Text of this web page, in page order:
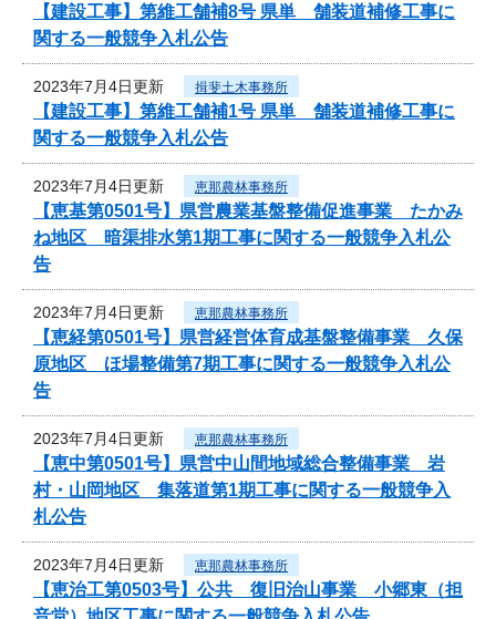
【建設工事】第維工舗補8号 県単 舗装道補修工事に
関する一般競争入札公告
2023年7月4日更新 揖斐土木事務所
【建設工事】第維工舗補1号 県単 舗装道補修工事に
関する一般競争入札公告
2023年7月4日更新 恵那農林事務所
【恵基第0501号】県営農業基盤整備促進事業 たかみ
ね地区 暗渠排水第1期工事に関する一般競争入札公
告
2023年7月4日更新 恵那農林事務所
【恵経第0501号】県営経営体育成基盤整備事業 久保
原地区 ほ場整備第7期工事に関する一般競争入札公
告
2023年7月4日更新 恵那農林事務所
【恵中第0501号】県営中山間地域総合整備事業 岩
村・山岡地区 集落道第1期工事に関する一般競争入
札公告
2023年7月4日更新 恵那農林事務所
【恵治工第0503号】公共 復旧治山事業 小郷東（担